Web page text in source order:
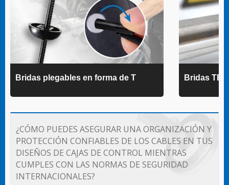
Bridas plegables en forma de T Bridas
¿CÓMO PUEDES ASEGURAR UNA ORGANIZACIÓN Y
PROTECCIÓN CONFIABLES DE LOS CABLES EN TUS
DISEÑOS DE CAJAS DE CONTROL MIENTRAS
CUMPLES CON LAS NORMAS DE SEGURIDAD
INTERNACIONALES?